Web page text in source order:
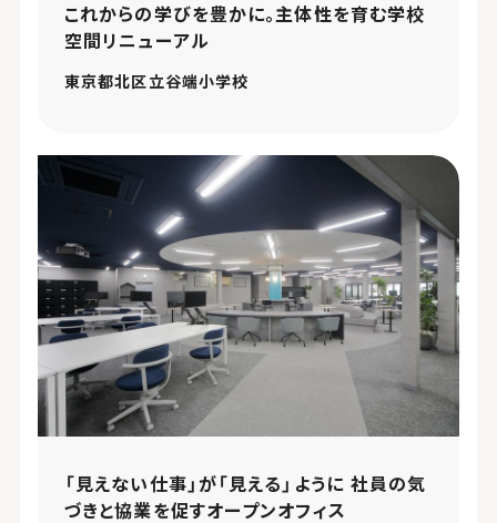
これからの学びを豊かに。主体性を育む学校
空間リニューアル
東京都北区立谷端小学校
「見えない仕事」が「見える」ように 社員の気
づきと協業を促すオープンオフィス